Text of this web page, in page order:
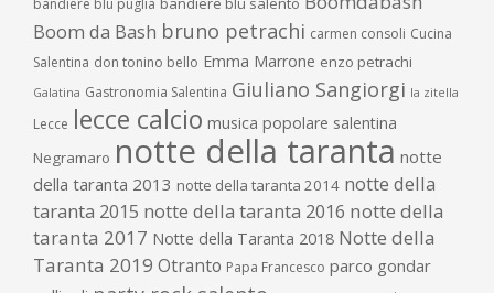
Boom da Bash bruno petrachi carmen consoli Cucina
Salentina don tonino bello Emma Marrone enzo petrachi
Galatina Gastronomia Salentina Giuliano Sangiorgi la zitella
Lecce lecce calcio musica popolare salentina
Negramaro notte della taranta notte
della taranta 2013 notte della taranta 2014 notte della
taranta 2015 notte della taranta 2016 notte della
taranta 2017 Notte della Taranta 2018 Notte della
Taranta 2019 Otranto Papa Francesco parco gondar